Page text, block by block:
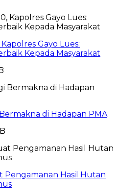
Gayo Lues:
Kepada Masyarakat
di Hadapan PMA
Pengamanan Hasil Hutan